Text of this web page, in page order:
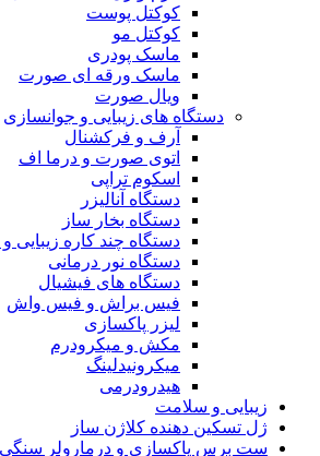
کوکتل پوست
کوکتل مو
ماسک پودری
ماسک ورقه ای صورت
ویال صورت
دستگاه های زیبایی و جوانسازی
آرف و فرکشنال
اتوی صورت و درما اف
اسکوم تراپی
دستگاه آنالیزر
دستگاه بخار ساز
دستگاه چند کاره زیبایی
دستگاه نور درمانی
دستگاه های فیشیال
فیس براش و فیس واش
لیزر پاکسازی
مکش و میکرودرم
میکرونیدلینگ
هیدرودرمی
زیبایی و سلامت
ژل تسکین دهنده کلاژن ساز
ست برس پاکسازی و درمارولر سنگی